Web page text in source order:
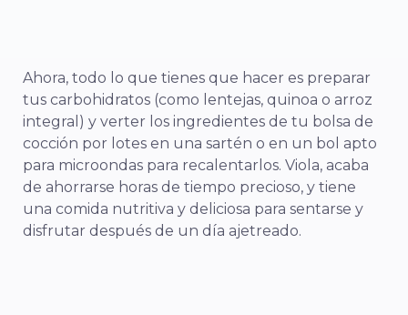
Ahora, todo lo que tienes que hacer es preparar
tus carbohidratos (como lentejas, quinoa o arroz
integral) y verter los ingredientes de tu bolsa de
cocción por lotes en una sartén o en un bol apto
para microondas para recalentarlos. Viola, acaba
de ahorrarse horas de tiempo precioso, y tiene
una comida nutritiva y deliciosa para sentarse y
disfrutar después de un día ajetreado.